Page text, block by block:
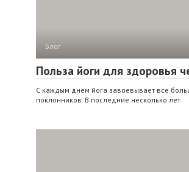
Блог
Польза йоги для здоровья
С каждым днем йога завоевывает все
поклонников. В последние несколько лет